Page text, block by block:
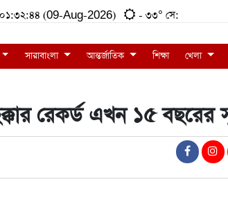
০১:৩২:৪৪ (09-Aug-2026) - ৩৩° সে:
সারাবাংলা আন্তর্জাতিক শিক্ষা খেলা
রেকর্ড এখন ১৫ বছরের